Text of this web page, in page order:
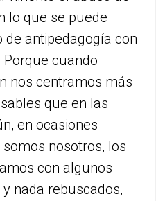
lo que se puede
antipedagogía con
cuando
nos centramos más
que en las
en ocasiones
nosotros, los
con algunos
nada rebuscados,